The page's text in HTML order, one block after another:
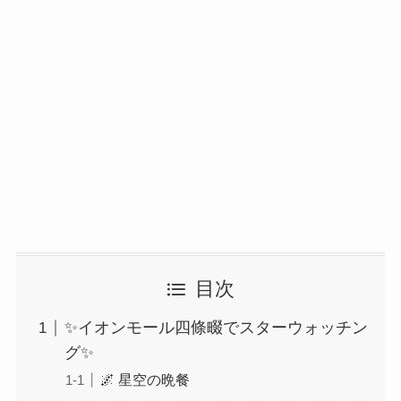
目次
✨イオンモール四條畷でスターウォッチン
グ✨
🌌 星空の晩餐